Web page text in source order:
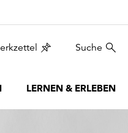
Suche
LERNEN & ERLEBEN